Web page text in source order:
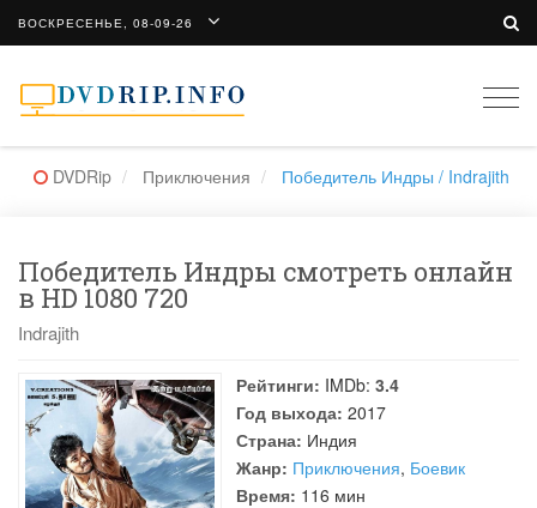
ВОСКРЕСЕНЬЕ, 08-09-26
DVDRip Приключения Победитель Индры / Indrajith
Победитель Индры смотреть онлайн
в HD 1080 720
Indrajith
Рейтинги: IMDb: 3.4
Год выхода: 2017
Страна: Индия
Жанр: Приключения, Боевик
Время: 116 мин